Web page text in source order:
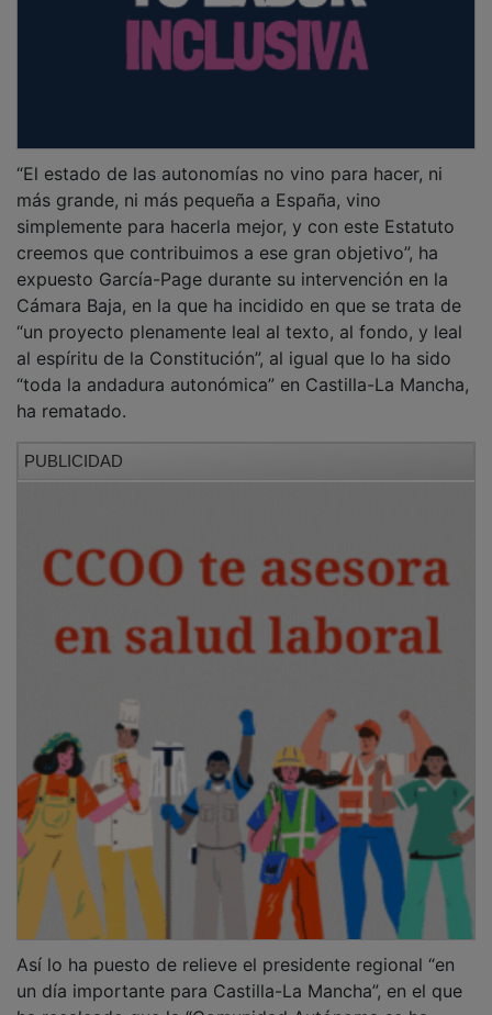
más grande, ni más pequeña a España, vino
simplemente para hacerla mejor, y con este Estatuto
creemos que contribuimos a ese gran objetivo”, ha
expuesto García-Page durante su intervención en la
Cámara Baja, en la que ha incidido en que se trata de
“un proyecto plenamente leal al texto, al fondo, y leal
al espíritu de la Constitución”, al igual que lo ha sido
“toda la andadura autonómica” en Castilla-La Mancha,
ha rematado.
un día importante para Castilla-La Mancha”, en el que
ha recalcado que la “Comunidad Autónoma se ha